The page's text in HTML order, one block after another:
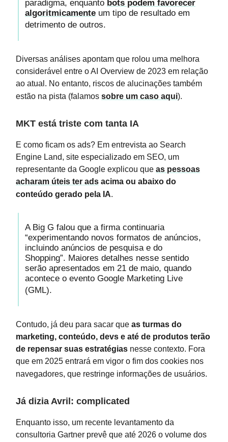
paradigma, enquanto bots podem favorecer
algoritmicamente um tipo de resultado em
detrimento de outros.
Diversas análises apontam que rolou uma melhora
considerável entre o AI Overview de 2023 em relação
ao atual. No entanto, riscos de alucinações também
estão na pista (falamos sobre um caso aqui).
MKT está triste com tanta IA
E como ficam os ads? Em entrevista ao Search
Engine Land, site especializado em SEO, um
representante da Google explicou que as pessoas
acharam úteis ter ads acima ou abaixo do
conteúdo gerado pela IA.
A Big G falou que a firma continuaria
“experimentando novos formatos de anúncios,
incluindo anúncios de pesquisa e do
Shopping”. Maiores detalhes nesse sentido
serão apresentados em 21 de maio, quando
acontece o evento Google Marketing Live
(GML).
Contudo, já deu para sacar que as turmas do
marketing, conteúdo, devs e até de produtos terão
de repensar suas estratégias nesse contexto. Fora
que em 2025 entrará em vigor o fim dos cookies nos
navegadores, que restringe informações de usuários.
Já dizia Avril: complicated
Enquanto isso, um recente levantamento da
consultoria Gartner prevê que até 2026 o volume dos